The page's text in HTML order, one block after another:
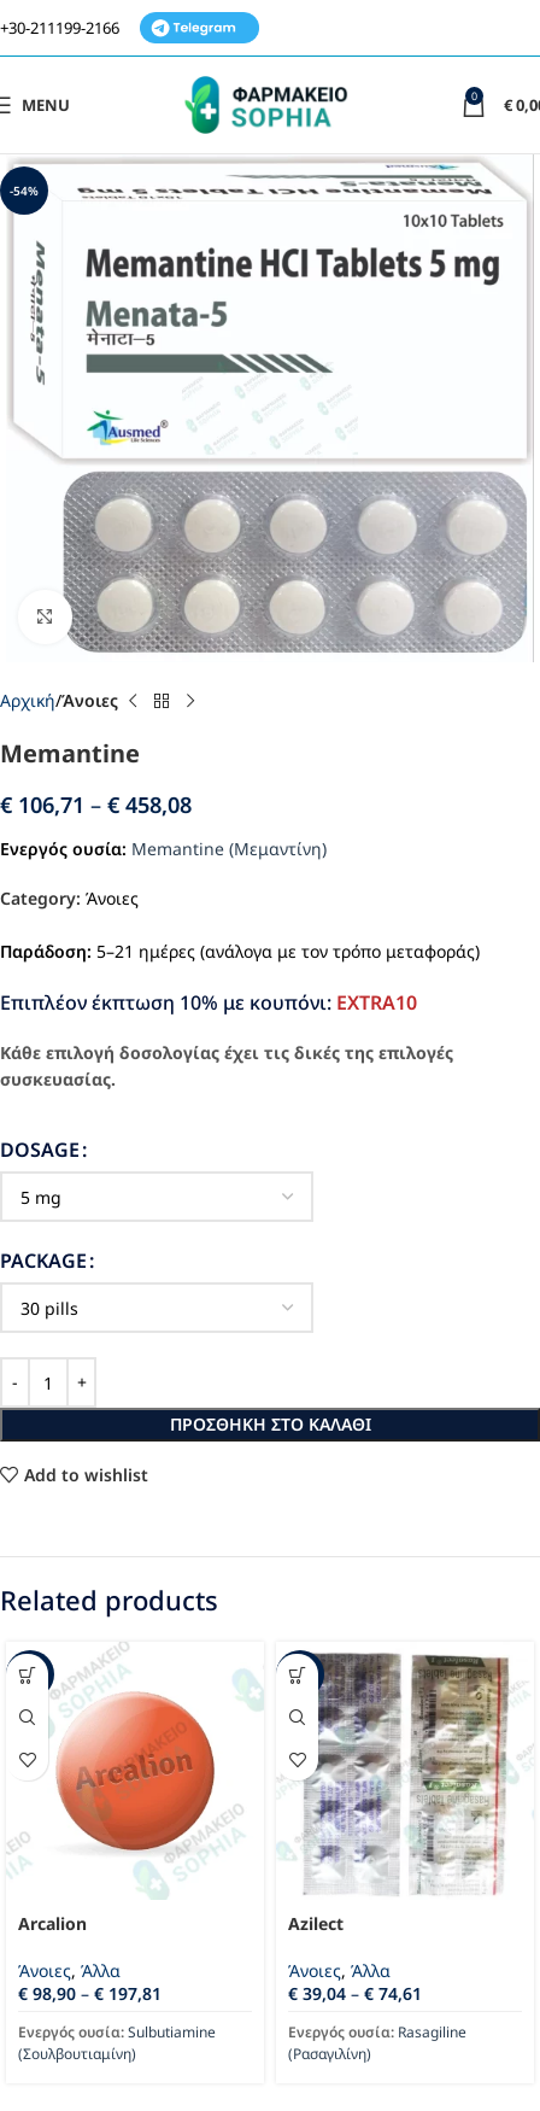
+30-211199-2166
MENU 0 €
-54%
Click to enlarge
Αρχική Άνοιες
Memantine
€ 106,71 – € 458,08
Ενεργός ουσία: Memantine (Μεμαντίνη)
Category: Άνοιες
Παράδοση: 5–21 ημέρες (ανάλογα με τον τρόπο μεταφοράς)
Επιπλέον έκπτωση 10% με κουπόνι: EXTRA10
Κάθε επιλογή δοσολογίας έχει τις δικές της επιλογές
συσκευασίας.
DOSAGE
PACKAGE
ΠΡΟΣΘΉΚΗ ΣΤΟ ΚΑΛΆΘΙ
Add to wishlist
Related products
-33%
Arcalion
Άνοιες, Άλλα
€ 98,90 – € 197,81
Ενεργός ουσία:Sulbutiamine
(Σουλβουτιαμίνη)
-36%
Azilect
Άνοιες, Άλλα
€ 39,04 – € 74,61
Ενεργός ουσία: Rasagiline
(Ρασαγιλίνη)